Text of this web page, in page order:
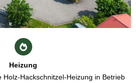
Heizung
Hackschnitzel-Heizung in Betrieb